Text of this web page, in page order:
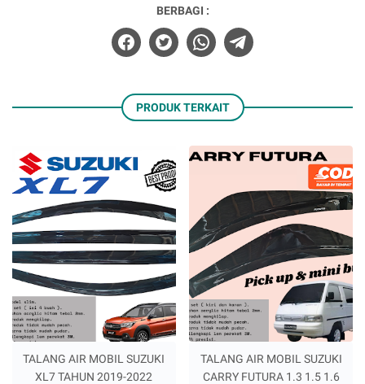
BERBAGI :
PRODUK TERKAIT
TALANG AIR MOBIL SUZUKI
XL7 TAHUN 2019-2022
TALANG AIR MOBIL SUZUKI
CARRY FUTURA 1.3 1.5 1.6